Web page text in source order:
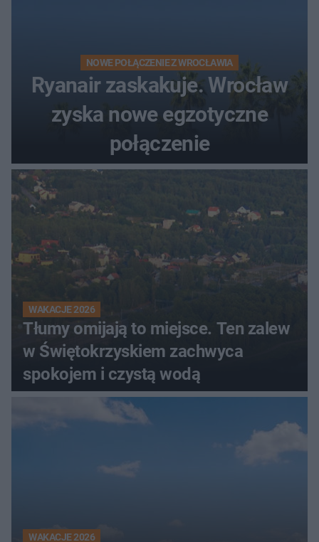
NOWE POŁĄCZENIE Z WROCŁAWIA
Ryanair zaskakuje. Wrocław
zyska nowe egzotyczne
połączenie
WAKACJE 2026
Tłumy omijają to miejsce. Ten zalew
w Świętokrzyskiem zachwyca
spokojem i czystą wodą
WAKACJE 2026